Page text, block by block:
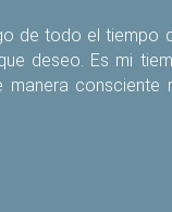
de todo el tiempo
deseo. Es mi
consciente